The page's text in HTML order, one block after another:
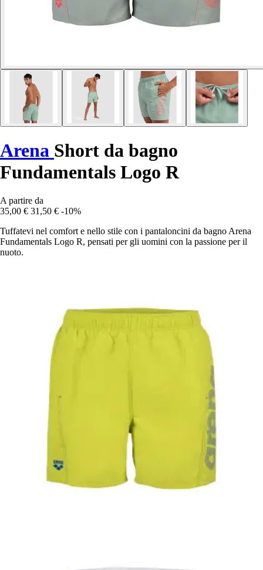
Arena Short da bagno
Fundamentals Logo R
A partire da
35,00 € 31,50 € -10%
Tuffatevi nel comfort e nello stile con i pantaloncini da bagno Arena
Fundamentals Logo R, pensati per gli uomini con la passione per il
nuoto.